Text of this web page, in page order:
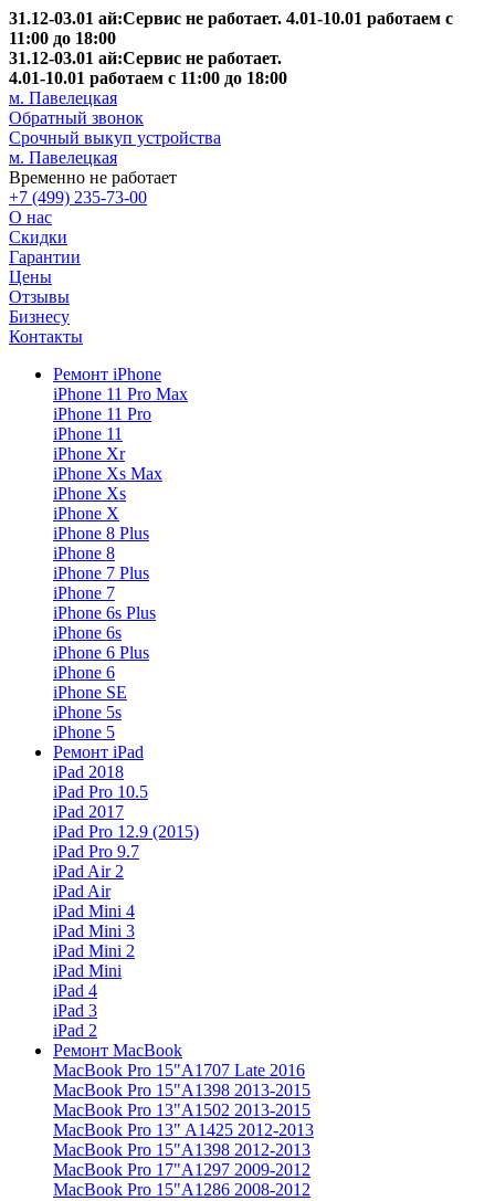
31.12-03.01 ай:Сервис не работает. 4.01-10.01 работаем с
11:00 до 18:00
31.12-03.01 ай:Сервис не работает.
4.01-10.01 работаем с 11:00 до 18:00
м. Павелецкая
Обратный звонок
Срочный выкуп устройства
м. Павелецкая
Временно не работает
+7 (499) 235-73-00
О нас
Скидки
Гарантии
Цены
Отзывы
Бизнесу
Контакты
Ремонт iPhone
iPhone 11 Pro Max
iPhone 11 Pro
iPhone 11
iPhone Xr
iPhone Xs Max
iPhone Xs
iPhone X
iPhone 8 Plus
iPhone 8
iPhone 7 Plus
iPhone 7
iPhone 6s Plus
iPhone 6s
iPhone 6 Plus
iPhone 6
iPhone SE
iPhone 5s
iPhone 5
Ремонт iPad
iPad 2018
iPad Pro 10.5
iPad 2017
iPad Pro 12.9 (2015)
iPad Pro 9.7
iPad Air 2
iPad Air
iPad Mini 4
iPad Mini 3
iPad Mini 2
iPad Mini
iPad 4
iPad 3
iPad 2
Ремонт MacBook
MacBook Pro 15"A1707 Late 2016
MacBook Pro 15"A1398 2013-2015
MacBook Pro 13"A1502 2013-2015
MacBook Pro 13" A1425 2012-2013
MacBook Pro 15"A1398 2012-2013
MacBook Pro 17"A1297 2009-2012
MacBook Pro 15"A1286 2008-2012